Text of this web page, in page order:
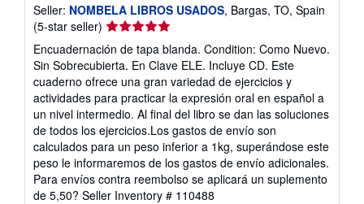
Seller: NOMBELA LIBROS USADOS, Bargas, TO, Spain
(5-star seller) Seller
rating
5
out
of
5
stars
Encuadernación de tapa blanda. Condition: Como Nuevo.
Sin Sobrecubierta. En Clave ELE. Incluye CD. Este
cuaderno ofrece una gran variedad de ejercicios y
actividades para practicar la expresión oral en español a
un nivel intermedio. Al final del libro se dan las soluciones
de todos los ejercicios.Los gastos de envío son
calculados para un peso inferior a 1kg, superándose este
peso le informaremos de los gastos de envío adicionales.
Para envíos contra reembolso se aplicará un suplemento
de 5,50? Seller Inventory # 110488